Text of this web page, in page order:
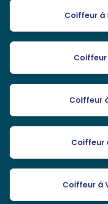
Coiffeur à
Coiffeur
Coiffeur
Coiffeur à